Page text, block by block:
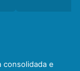
consolidada e